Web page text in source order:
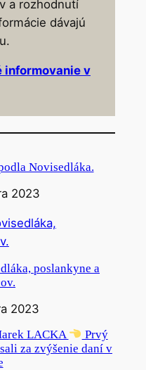
a rozhodnutí
dávajú
informovanie v
Novisedláka.
2023
poslankyne a
2023
LACKA
Prvý
za zvýšenie daní v